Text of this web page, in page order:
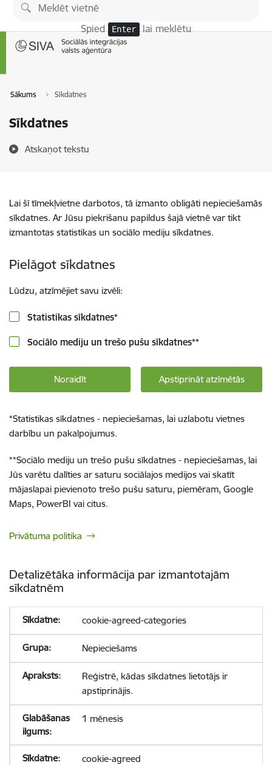
Pāriet uz lapas saturu
Spied Enter lai meklētu
Sākums Sīkdatnes
Sīkdatnes
Atskaņot tekstu
Lai šī tīmekļvietne darbotos, tā izmanto obligāti nepieciešamās
sīkdatnes. Ar Jūsu piekrišanu papildus šajā vietnē var tikt
izmantotas statistikas un sociālo mediju sīkdatnes.
Pielāgot sīkdatnes
Lūdzu, atzīmējiet savu izvēli:
Statistikas sīkdatnes*
Sociālo mediju un trešo pušu sīkdatnes**
Noraidīt Apstiprināt atzīmētās
*Statistikas sīkdatnes - nepieciešamas, lai uzlabotu vietnes
darbību un pakalpojumus.
**Sociālo mediju un trešo pušu sīkdatnes - nepieciešamas, lai
Jūs varētu dalīties ar saturu sociālajos medijos vai skatīt
mājaslapai pievienoto trešo pušu saturu, piemēram, Google
Maps, PowerBI vai citus.
Privātuma politika
Detalizētāka informācija par izmantotajām
sīkdatnēm
cookie-agreed-categories
Nepieciešams
Reģistrē, kādas sīkdatnes lietotājs ir
apstiprinājis.
1 mēnesis
cookie-agreed